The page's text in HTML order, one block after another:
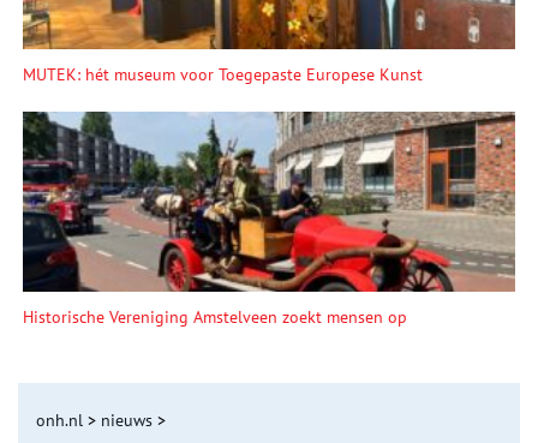
MUTEK: hét museum voor Toegepaste Europese Kunst
Historische Vereniging Amstelveen zoekt mensen op
onh.nl > nieuws >